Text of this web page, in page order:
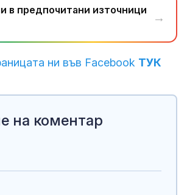
в предпочитани източници
→
ни във Facebook ТУК
на коментар